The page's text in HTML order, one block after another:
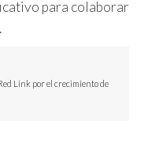
para colaborar
Link por el crecimiento de